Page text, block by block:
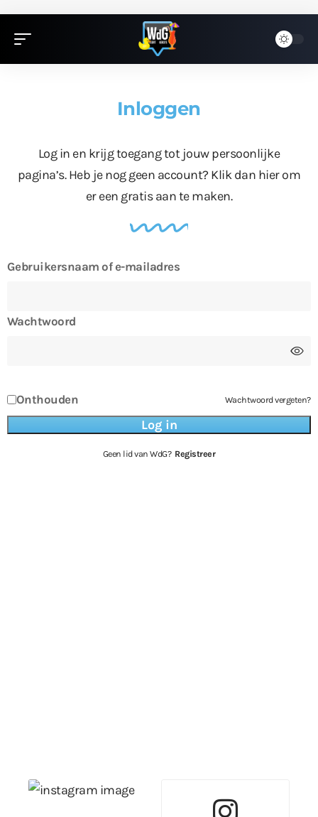
Inloggen
Log in en krijg toegang tot jouw persoonlijke
pagina’s. Heb je nog geen account? Klik dan hierom
er een gratis aan te maken.
Gebruikersnaam of e-mailadres
Wachtwoord
Onthouden Wachtwoord vergeten?
Geen lid van WdG? Registreer